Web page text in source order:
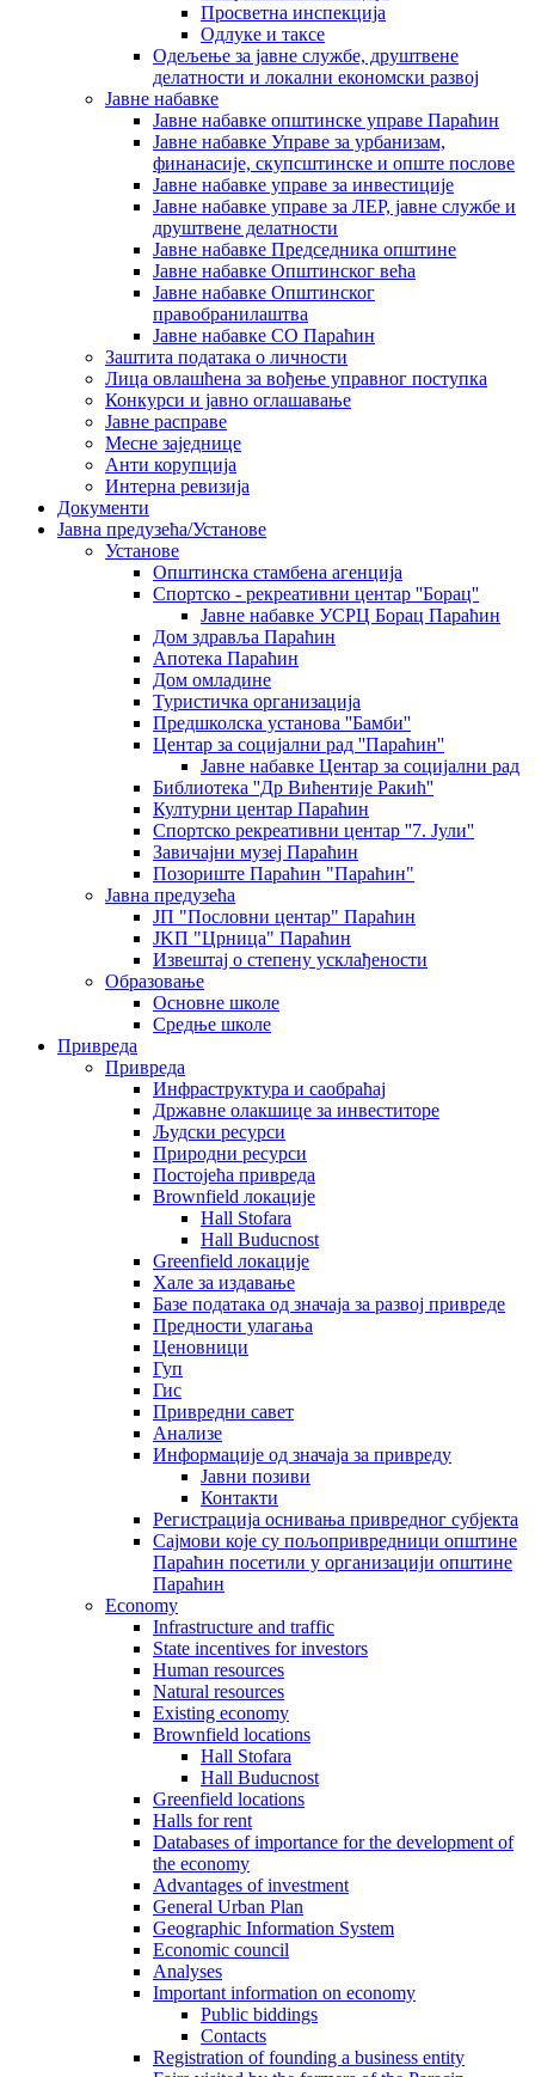
Просветна инспекција
Одлуке и таксе
Одељење за јавне службе, друштвене
делатности и локални економски развој
Јавне набавке
Јавне набавке општинске управе Параћин
Јавне набавке Управе за урбанизам,
финанасије, скупсштинске и опште послове
Јавне набавке управе за инвестиције
Јавне набавке управе за ЛЕР, јавне службе и
друштвене делатности
Јавне набавке Председника општине
Јавне набавке Општинског већа
Јавне набавке Општинског
правобранилаштва
Јавне набавке СО Параћин
Заштита података о личности
Лица овлашћена за вођење управног поступка
Конкурси и јавно оглашавање
Јавне расправе
Месне заједнице
Анти корупција
Интерна ревизија
Документи
Јавна предузећа/Установе
Установе
Општинскa стамбенa агенцијa
Спортско - рекреативни центар ''Борац''
Јавне набавке УСРЦ Борац Параћин
Дом здравља Параћин
Апотека Параћин
Дом омладине
Туристичка организација
Предшколска установа ''Бамби''
Центар за социјални рад ''Параћин''
Јавне набавке Центар за социјални рад
Библиотека ''Др Вићентије Ракић''
Културни центар Параћин
Спортско рекреативни центар ''7. Јули''
Завичајни музеј Параћин
Позориште Параћин "Параћин"
Јавна предузећа
ЈП "Пословни центар" Параћин
ЈKП "Црница" Параћин
Извештај о степену усклађености
Образовање
Основне школе
Средње школе
Привреда
Привреда
Инфраструктура и саобраћај
Државне олакшице за инвеститоре
Људски ресурси
Природни ресурси
Постојећа привреда
Brownfield локације
Hall Stofara
Hall Buducnost
Greenfield локације
Хале за издавање
Базе података од значаја за развој привреде
Предности улагања
Ценовници
Гуп
Гис
Привредни савет
Aнализе
Информације од значаја за привреду
Јавни позиви
Контакти
Регистрација оснивања привредног субјекта
Сајмови које су пољопривредници општине
Параћин посетили у организацији општине
Параћин
Economy
Infrastructure and traffic
State incentives for investors
Human resources
Natural resources
Existing economy
Brownfield locations
Hall Stofara
Hall Buducnost
Greenfield locations
Halls for rent
Databases of importance for the development of
the economy
Advantages of investment
General Urban Plan
Geographic Information System
Еconomic council
Analyses
Important information on economy
Public biddings
Contacts
Registration of founding a business entity